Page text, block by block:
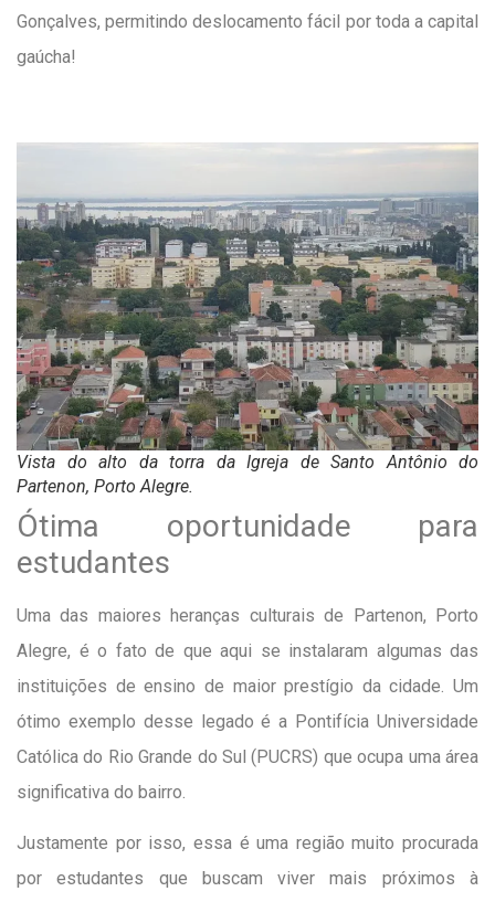
Gonçalves, permitindo deslocamento fácil por toda a capital
gaúcha!
Vista do alto da torra da Igreja de Santo Antônio do
Partenon, Porto Alegre.
Ótima oportunidade para
estudantes
Uma das maiores heranças culturais de Partenon, Porto
Alegre, é o fato de que aqui se instalaram algumas das
instituições de ensino de maior prestígio da cidade. Um
ótimo exemplo desse legado é a Pontifícia Universidade
Católica do Rio Grande do Sul (PUCRS) que ocupa uma área
significativa do bairro.
Justamente por isso, essa é uma região muito procurada
por estudantes que buscam viver mais próximos à